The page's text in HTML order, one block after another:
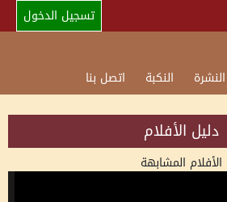
تسجيل الدخول
النشرة النكبة اتصل بنا
دليل الأفلام
الأفلام المشابهة